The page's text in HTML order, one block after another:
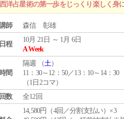
洋占星術の第一歩をじっくり楽しく身
師 森信 彰雄
日程
10月 21日 ～ 1月 6日
A Week
時間
隔週 （土）
11：30～12：50／13：10～14：30
（1日2コマ）
回数
全12回
14,580円（4回／分割支払い）×3